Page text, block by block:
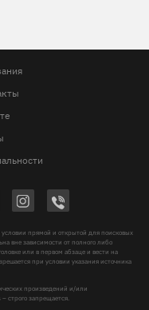
прямой и открытой для поисковых
вне зависимости от полного либо
или в первом абзаце и вести на
при условии указания источника
произведений и/или
строго запрещается.